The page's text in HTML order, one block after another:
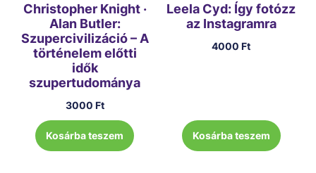
Christopher Knight ·
Alan Butler:
Szupercivilizáció – A
történelem előtti
idők
szupertudománya
3000 Ft
Kosárba teszem
Leela Cyd: Így fotózz
az Instagramra
4000Ft
Kosárba teszem